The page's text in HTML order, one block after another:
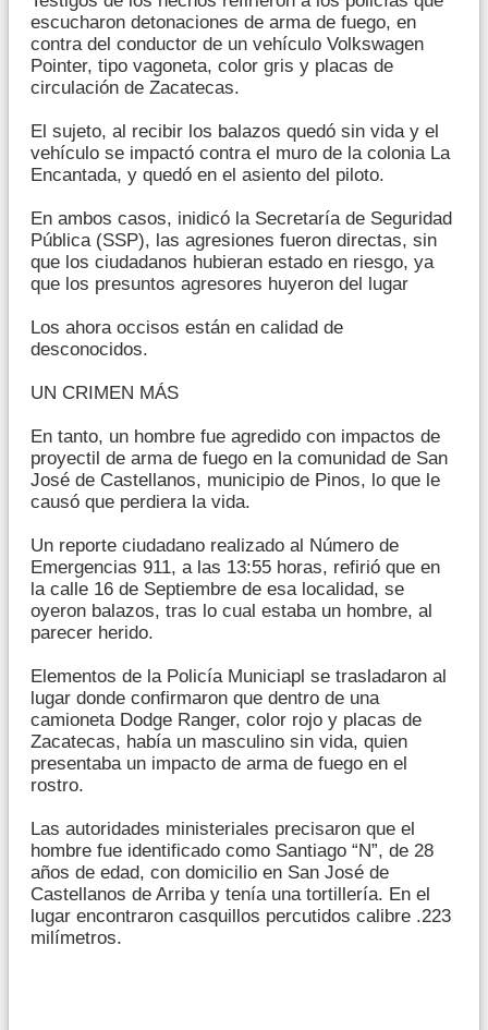
escucharon detonaciones de arma de fuego, en
contra del conductor de un vehículo Volkswagen
Pointer, tipo vagoneta, color gris y placas de
circulación de Zacatecas.
El sujeto, al recibir los balazos quedó sin vida y el
vehículo se impactó contra el muro de la colonia La
Encantada, y quedó en el asiento del piloto.
En ambos casos, inidicó la Secretaría de Seguridad
Pública (SSP), las agresiones fueron directas, sin
que los ciudadanos hubieran estado en riesgo, ya
que los presuntos agresores huyeron del lugar
Los ahora occisos están en calidad de
desconocidos.
UN CRIMEN MÁS
En tanto, un hombre fue agredido con impactos de
proyectil de arma de fuego en la comunidad de San
José de Castellanos, municipio de Pinos, lo que le
causó que perdiera la vida.
Un reporte ciudadano realizado al Número de
Emergencias 911, a las 13:55 horas, refirió que en
la calle 16 de Septiembre de esa localidad, se
oyeron balazos, tras lo cual estaba un hombre, al
parecer herido.
Elementos de la Policía Municiapl se trasladaron al
lugar donde confirmaron que dentro de una
camioneta Dodge Ranger, color rojo y placas de
Zacatecas, había un masculino sin vida, quien
presentaba un impacto de arma de fuego en el
rostro.
Las autoridades ministeriales precisaron que el
hombre fue identificado como Santiago “N”, de 28
años de edad, con domicilio en San José de
Castellanos de Arriba y tenía una tortillería. En el
lugar encontraron casquillos percutidos calibre .223
milímetros.